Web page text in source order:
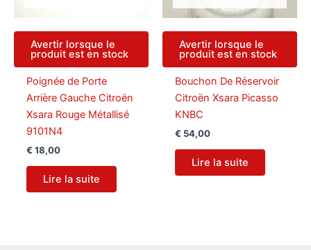
Avertir lorsque le
produit est en stock
Poignée de Porte
Arrière Gauche Citroën
Xsara Rouge Métallisé
9101N4
€ 18,00
Lire la suite
Avertir lorsque le
produit est en stock
Bouchon De Réservoir
Citroën Xsara Picasso
KNBC
€ 54,00
Lire la suite